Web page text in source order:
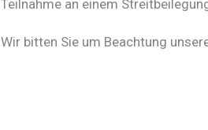
Teilnahme an einem
Wir bitten Sie um Beachtung